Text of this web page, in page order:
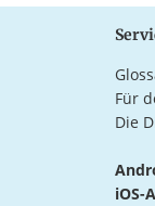
Für
Die
iOS-